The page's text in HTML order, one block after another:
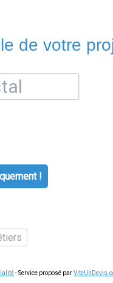
de votre
!
- Service proposé par